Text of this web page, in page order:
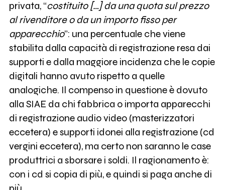
privata, “costituito […] da una quota sul prezzo
al rivenditore o da un importo fisso per
apparecchio”: una percentuale che viene
stabilita dalla capacità di registrazione resa dai
supporti e dalla maggiore incidenza che le copie
digitali hanno avuto rispetto a quelle
analogiche. Il compenso in questione è dovuto
alla SIAE da chi fabbrica o importa apparecchi
di registrazione audio video (masterizzatori
eccetera) e supporti idonei alla registrazione (cd
vergini eccetera), ma certo non saranno le case
produttrici a sborsare i soldi. Il ragionamento è:
con i cd si copia di più, e quindi si paga anche di